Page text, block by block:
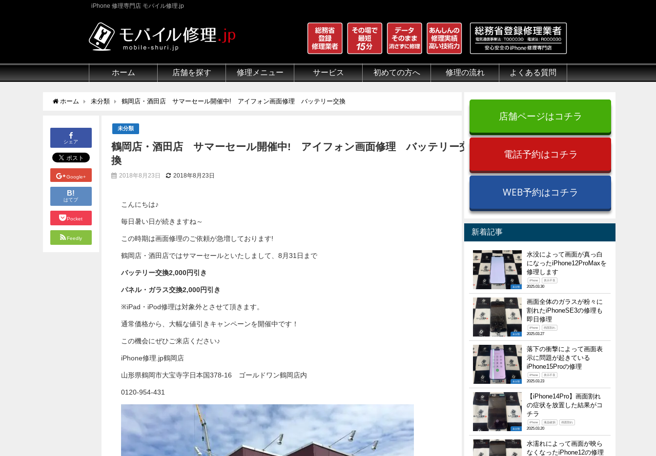
iPhone 修理専門店 モバイル修理.jp
ホーム 店舗を探す 修理メニュー サービス 初めての方へ 修理の流れ よくある質問
ホーム 未分類 鶴岡店・酒田店 サマーセール開催中! アイフォン画面修理 バッテリー交換
シェア
Google+
B!
はてブ
Pocket
Feedly
未分類
鶴岡店・酒田店 サマーセール開催中! アイフォン画面修理 バッテリー交
換
2018年8月23日 2018年8月23日
こんにちは♪
毎日暑い日が続きますね～
この時期は画面修理のご依頼が急増しております!
鶴岡店・酒田店ではサマーセールといたしまして、8月31日まで
バッテリー交換2,000円引き
パネル・ガラス交換2,000円引き
※iPad・iPod修理は対象外とさせて頂きます。
通常価格から、大幅な値引きキャンペーンを開催中です！
この機会にぜひご来店ください♪
iPhone修理.jp鶴岡店
山形県鶴岡市大宝寺字日本国378-16 ゴールドワン鶴岡店内
0120-954-431
店舗ページはコチラ
電話予約はコチラ
WEB予約はコチラ
新着記事
未分類
水没によって画面が真っ白
になったiPhone12ProMaxを
修理します
iPhone 表示不良
2025.03.30
未分類
画面全体のガラスが粉々に
割れたiPhoneSE3の修理も
即日修理
iPhone 画面割れ
2025.03.27
未分類
落下の衝撃によって画面表
示に問題が起きている
iPhone15Proの修理
iPhone 表示不良
2025.03.23
未分類
【iPhone14Pro】画面割れ
の症状を放置した結果がコ
チラ
iPhone 液晶破損 画面割れ
2025.03.20
水濡れによって画面が映ら
なくなったiPhone12の修理